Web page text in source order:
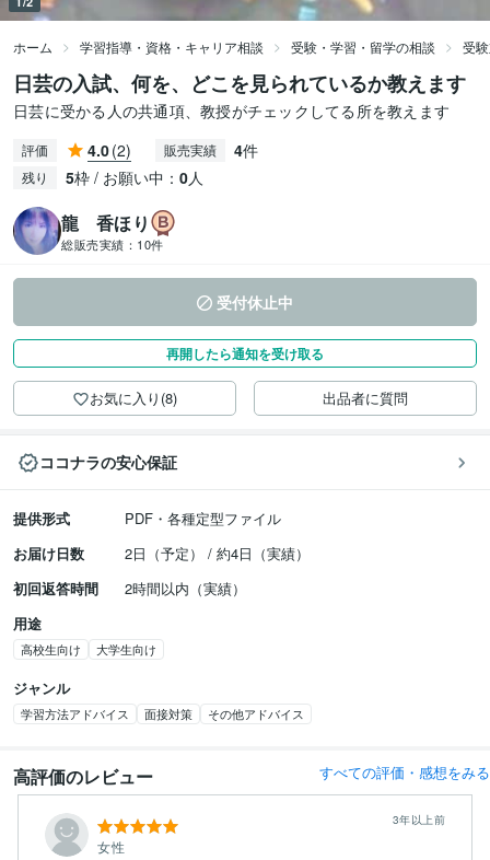
ホーム 学習指導・資格・キャリア相談 受験・学習・留学の相談 受
日芸の入試、何を、どこを見られているか教えます
日芸に受かる人の共通項、教授がチェックしてる所を教えます
評価 4.0(2) 販売実績 4件
残り 5枠 / お願い中： 0人
龍 香ほり
総販売実績： 10件
受付休止中
再開したら通知を受け取る
お気に入り(8) 出品者に質問
ココナラの安心保証
提供形式
PDF・各種定型ファイル
お届け日数
2日（予定） / 約4日（実績）
初回返答時間
2時間以内（実績）
用途
高校生向け 大学生向け
ジャンル
学習方法アドバイス 面接対策 その他アドバイス
高評価のレビュー すべての評価・感想をみる
女性
3年以上前